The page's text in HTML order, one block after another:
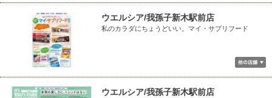
ウエルシア/我孫子新木駅前店
私のカラダにちょうどいい。マイ・サプリフード
ウエルシア/我孫子新木駅前店